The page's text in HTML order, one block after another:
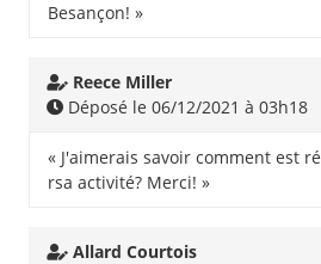
Besançon! »
Reece Miller
Déposé le 06/12/2021 à 03h18
« J'aimerais savoir comment est
rsa activité? Merci! »
Allard Courtois